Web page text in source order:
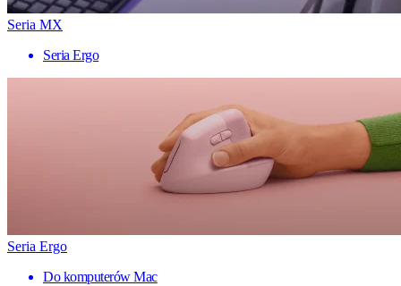
Seria MX
Seria Ergo
Seria Ergo
Do komputerów Mac